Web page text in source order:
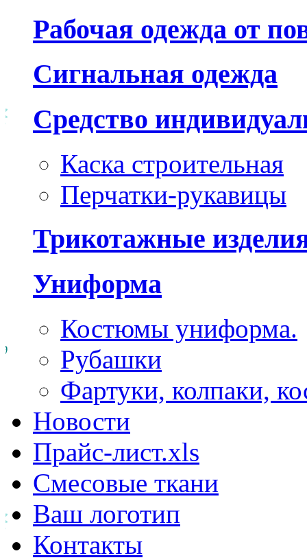
Рабочая одежда от
Сигнальная одежда
Средство
Каска строительная
Перчатки-рукавицы
Трикотажные
Униформа
Костюмы униформа.
Рубашки
Фартуки, колпаки,
Новости
Прайс-лист.xls
Смесовые ткани
Ваш логотип
Контакты